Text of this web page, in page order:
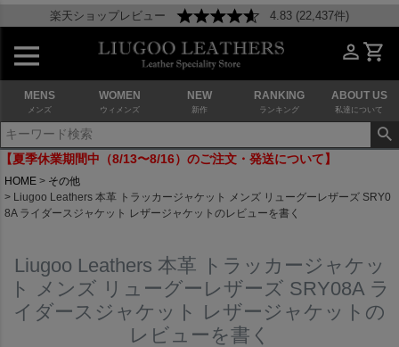
楽天ショップレビュー 4.83 (22,437件)
MENS
メンズ
WOMEN
ウィメンズ
NEW
新作
RANKING
ランキング
ABOUT US
私達について
【夏季休業期間中（8/13〜8/16）のご注文・発送について】
HOME
その他
Liugoo Leathers 本革 トラッカージャケット メンズ リューグーレザーズ SRY0
8A ライダースジャケット レザージャケットのレビューを書く
Liugoo Leathers 本革 トラッカージャケッ
ト メンズ リューグーレザーズ SRY08A ラ
イダースジャケット レザージャケットの
レビューを書く